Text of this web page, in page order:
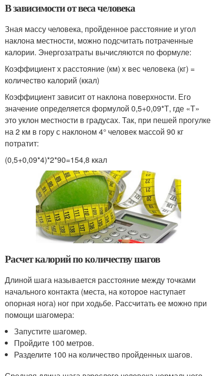
В зависимости от веса человека
Зная массу человека, пройденное расстояние и угол
наклона местности, можно подсчитать потраченные
калории. Энергозатраты вычисляются по формуле:
Коэффициент х расстояние (км) х вес человека (кг) =
количество калорий (ккал)
Коэффициент зависит от наклона поверхности. Его
значение определяется формулой 0,5+0,09*Т, где «Т»
это уклон местности в градусах. Так, при пешей прогулке
на 2 км в гору с наклоном 4° человек массой 90 кг
потратит:
(0,5+0,09*4)*2*90=154,8 ккал
Расчет калорий по количеству шагов
Длиной шага называется расстояние между точками
начального контакта (места, на которое наступает
опорная нога) ног при ходьбе. Рассчитать ее можно при
помощи шагомера:
Запустите шагомер.
Пройдите 100 метров.
Разделите 100 на количество пройденных шагов.